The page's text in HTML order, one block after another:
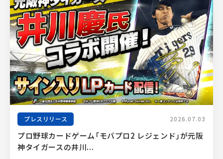
プレスリリース 2026.07.03
プロ野球カードゲーム「モバプロ2 レジェンド」が元阪
神タイガースの井川...